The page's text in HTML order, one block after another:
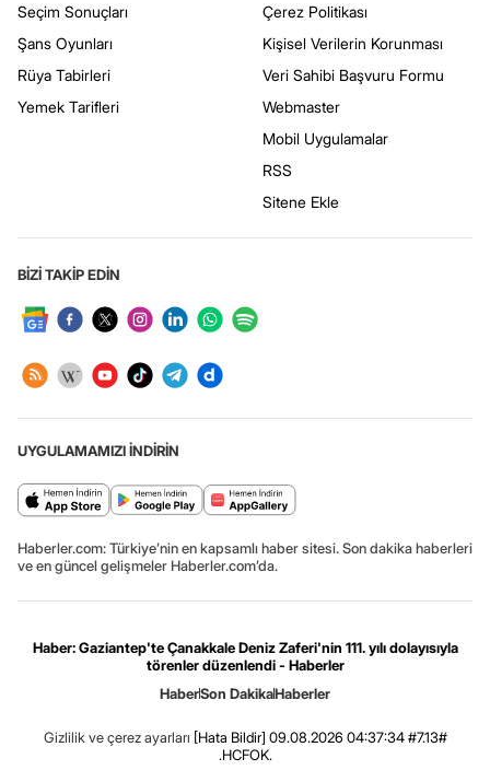
Seçim Sonuçları
Şans Oyunları
Rüya Tabirleri
Yemek Tarifleri
Çerez Politikası
Kişisel Verilerin Korunması
Veri Sahibi Başvuru Formu
Webmaster
Mobil Uygulamalar
RSS
Sitene Ekle
BİZİ TAKİP EDİN
UYGULAMAMIZI İNDİRİN
Haberler.com: Türkiye’nin en kapsamlı haber sitesi. Son dakika haberleri
ve en güncel gelişmeler Haberler.com’da.
Haber: Gaziantep'te Çanakkale Deniz Zaferi'nin 111. yılı dolayısıyla
törenler düzenlendi - Haberler
HaberSon DakikaHaberler
Gizlilik ve çerez ayarları [Hata Bildir] 09.08.2026 04:37:34 #7.13#
.HCFOK.